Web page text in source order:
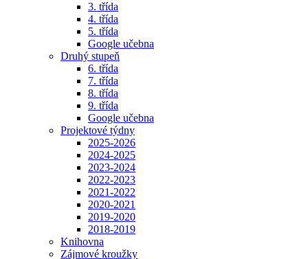
3. třída
4. třída
5. třída
Google učebna
Druhý stupeň
6. třída
7. třída
8. třída
9. třída
Google učebna
Projektové týdny
2025-2026
2024-2025
2023-2024
2022-2023
2021-2022
2020-2021
2019-2020
2018-2019
Knihovna
Zájmové kroužky